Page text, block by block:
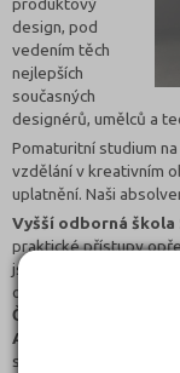
design, pod
vedením těch
nejlepších
současných
designérů, umělců a
Pomaturitní studium
vzdělání v kreativním
uplatnění. Naši
Vyšší odborná
praktické přístupy
jsou vyučující
oborech jako například
Činčera
Adam Štěch
specialista